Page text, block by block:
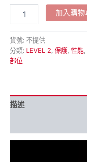
加入購物
貨號: 不提供
分類: LEVEL 2, 保護, 性能,
部位
描述